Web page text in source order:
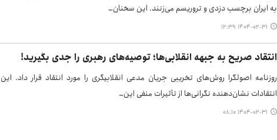
به ایران برچسب دزدی و تروریسم می‌زنند. این سخنان…
۱۴۰۴-۰۲-۳۱ ۱۲:۳۹
انتقاد صریح به جبهه انقلابی‌ها؛ توصیه‌های رهبری را جدی بگیرید!
روزنامه اصولگرا روش‌های تخریبی جریان مدعی انقلابیگری را مورد انتقاد قرار داد. این
انتقادات نشان‌دهنده نگرانی‌ها از تأثیرات منفی این…
۱۴۰۴-۰۲-۳۱ ۰۸:۱۰